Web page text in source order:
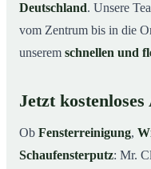
Deutschland. Unsere
vom Zentrum bis in die
unserem schnellen und
Jetzt
Ob Fensterreinigung,
Schaufensterputz: Mr.